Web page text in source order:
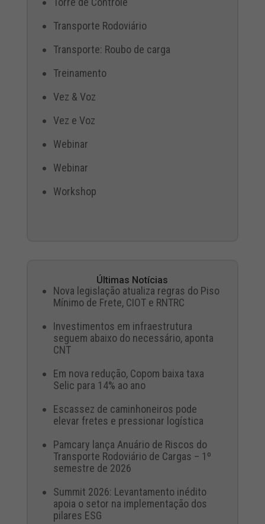
Transporte Rodoviário
Transporte: Roubo de carga
Treinamento
Vez & Voz
Vez e Voz
Webinar
Webinar
Workshop
Últimas Notícias
Nova legislação atualiza regras do Piso
Mínimo de Frete, CIOT e RNTRC
Investimentos em infraestrutura
seguem abaixo do necessário, aponta
CNT
Em nova redução, Copom baixa taxa
Selic para 14% ao ano
Escassez de caminhoneiros pode
elevar fretes e pressionar logística
Pamcary lança Anuário de Riscos do
Transporte Rodoviário de Cargas – 1º
semestre de 2026
Summit 2026: Levantamento inédito
apoia o setor na implementação dos
pilares ESG